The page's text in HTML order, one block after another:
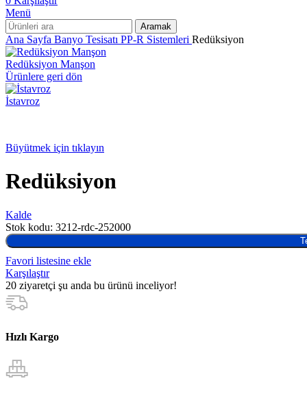
Menü
Aramak
Ana Sayfa Banyo Tesisatı PP-R Sistemleri Redüksiyon
Redüksiyon Manşon
Ürünlere geri dön
İstavroz
Büyütmek için tıklayın
Redüksiyon
Kalde
Stok kodu: 3212-rdc-252000
Favori listesine ekle
Karşılaştır
20 ziyaretçi şu anda bu ürünü inceliyor!
Hızlı Kargo